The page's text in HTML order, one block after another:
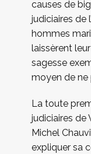
causes de
judiciaires de
hommes
laissèrent
sagesse
moyen de ne
La toute
judiciaires de
Michel
expliquer sa